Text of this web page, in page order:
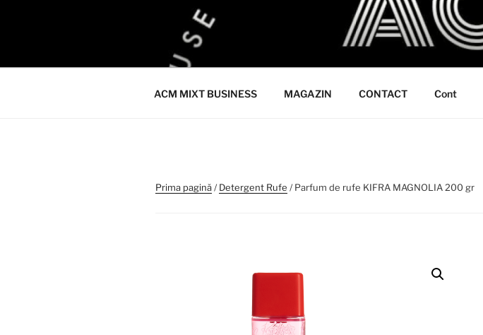
ACM
ACM VIRTUAL SHOP
ACM MIXT BUSINESS MAGAZIN CONTACT Cont
Prima pagină/Detergent Rufe / Parfum de rufe KIFRA MAGNOLIA 200 gr